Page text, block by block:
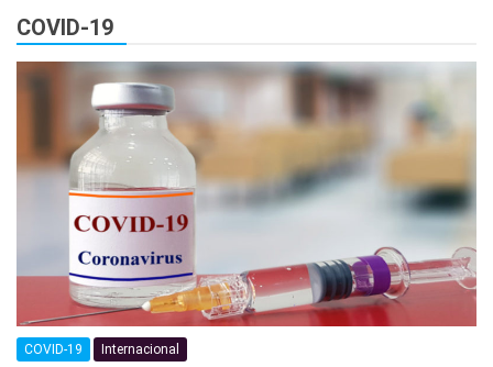
COVID-19
COVID-19 Internacional